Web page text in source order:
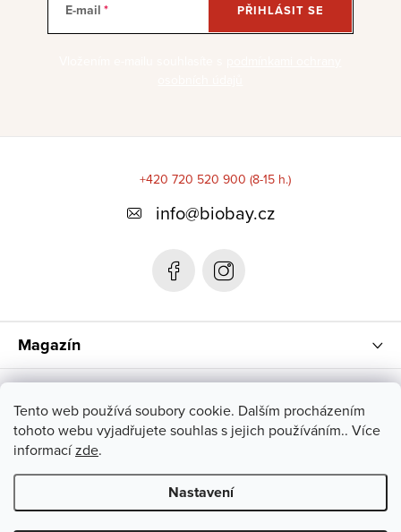
Tento web používá soubory cookie. Dalším procházením
tohoto webu vyjadřujete souhlas s jejich používáním.. Více
informacízde.
Nastavení
E-mail PŘIHLÁSIT SE
Magazín
+420 720 520 900 (8-15 h.)
info@biobay.cz
Copyright 2026biobay.cz. Všechna práva vyhrazena.Upravit